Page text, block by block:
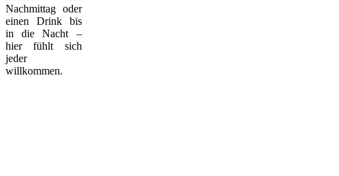
Nachmittag oder
einen Drink bis
in die Nacht –
hier fühlt sich
jeder
willkommen.